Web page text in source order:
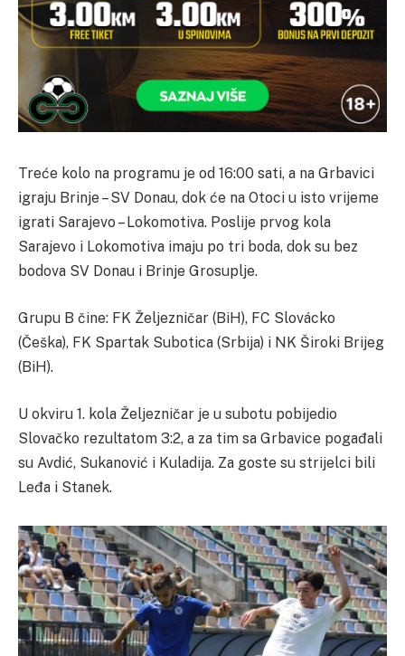
Treće kolo na programu je od 16:00 sati, a na Grbavici
igraju Brinje – SV Donau, dok će na Otoci u isto vrijeme
igrati Sarajevo – Lokomotiva. Poslije prvog kola
Sarajevo i Lokomotiva imaju po tri boda, dok su bez
bodova SV Donau i Brinje Grosuplje.
Grupu B čine: FK Željezničar (BiH), FC Slovácko
(Češka), FK Spartak Subotica (Srbija) i NK Široki Brijeg
(BiH).
U okviru 1. kola Željezničar je u subotu pobijedio
Slovačko rezultatom 3:2, a za tim sa Grbavice pogađali
su Avdić, Sukanović i Kuladija. Za goste su strijelci bili
Leđa i Stanek.